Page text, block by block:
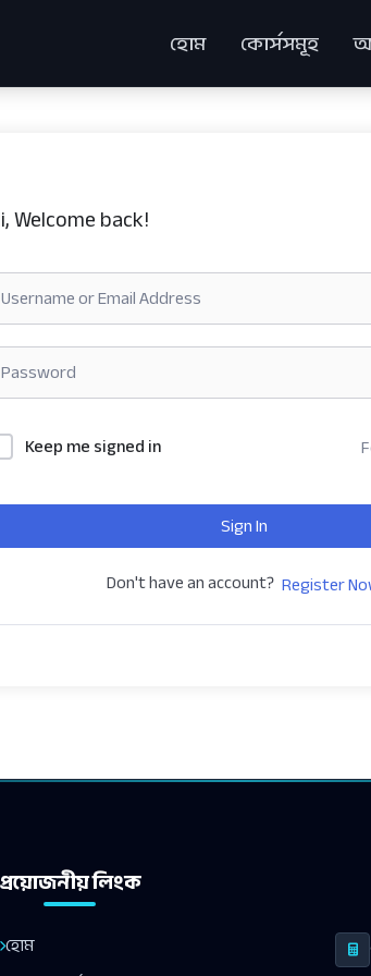
হোম কোর্সসমূহ
Welcome back!
Keep me signed in
Sign In
Don't have an account? Register
প্রয়োজনীয় লিংক
হোম